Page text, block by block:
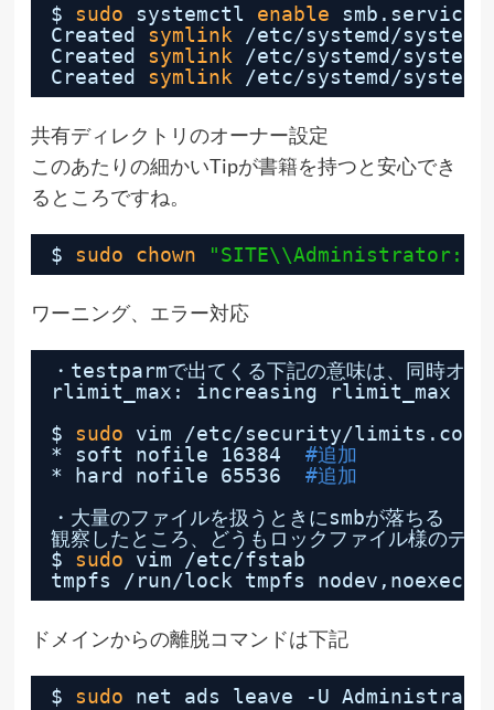
$ sudo systemctl enable
smb.service
Created symlink
/etc/systemd/
Created symlink
/etc/systemd/
Created symlink /etc/systemd/
共有ディレクトリのオーナー設定
このあたりの細かいTipが書籍を持つと安心でき
るところですね。
$ sudo chown
ワーニング、エラー対応
・testparmで出てくる下記の意味は、同時オ
rlimit_max: increasing rlimit_max
$ sudo vim /etc/security/limits .conf
* soft nofile 16384 #追加
* hard nofile 65536 #追加
・大量のファイルを扱うときにsmbが落ちる
観察したところ、どうもロックファイル様のデ
$ sudo vim
/etc/fstab
tmpfs
/run/lock tmpfs
ドメインからの離脱コマンドは下記
$ sudo net ads leave -U